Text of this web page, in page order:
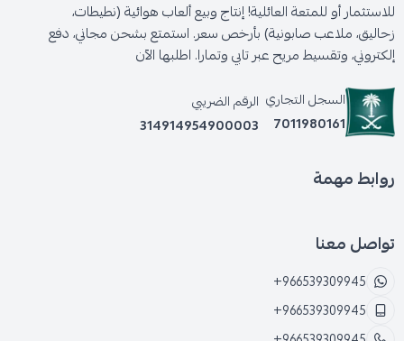
للاستثمار أو للمتعة العائلية! إنتاج وبيع ألعاب هوائية (نطيطات،
زحاليق، ملاعب صابونية) بأرخص سعر. استمتع بشحن مجاني، دفع
إلكتروني، وتقسيط مريح عبر تابي وتمارا. اطلبها الآن
السجل التجاري
7011980161
الرقم الضريبي
314914954900003
روابط مهمة
تواصل معنا
+966539309945
+966539309945